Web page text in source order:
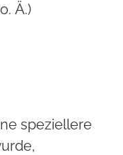
Ä.)
speziellere